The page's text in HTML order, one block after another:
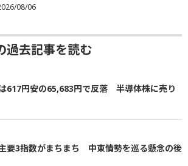
08/06
過去記事を読む
は617円安の65,683円で反落 半導体株に売り
主要3指数がまちまち 中東情勢を巡る懸念の後